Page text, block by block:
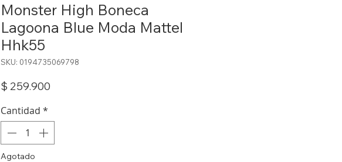
Monster High Boneca
Lagoona Blue Moda Mattel
Hhk55
SKU: 0194735069798
$ 259.900
Cantidad *
Agotado